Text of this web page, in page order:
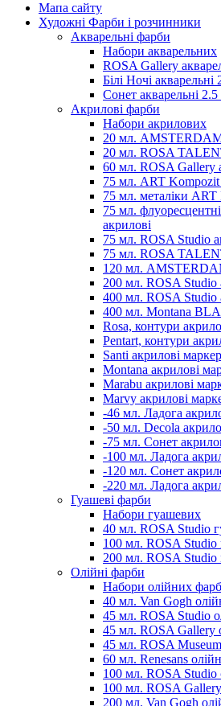
Мапа сайту
Художні Фарби і розчинники
Акварельні фарби
Набори акварельних
ROSA Gallery
Білі Ночі акварельні
Сонет акварельні
Акрилові фарби
Набори акрилових
20 мл. AMSTERDAM
20 мл. ROSA
60 мл. ROSA Gallery
75 мл. ART Kompozit
75 мл. металіки ART
75 мл.
акрилові
75 мл. ROSA Studio
75 мл. ROSA
120 мл.
200 мл. ROSA Studio
400 мл. ROSA Studio
400 мл. Montana
Rosa, контури
Pentart, контури
Santi акрилові
Montana акрилові
Marabu акрилові
Marvy акрилові
-46 мл. Ладога
-50 мл. Decola
-75 мл. Сонет
-100 мл. Ладога
-120 мл. Сонет
-220 мл. Ладога
Гуашеві фарби
Набори гуашевих
40 мл. ROSA Studio
100 мл. ROSA Studio
200 мл. ROSA Studio
Олійні фарби
Набори олійних фарб
40 мл. Van Gogh
45 мл. ROSA Studio
45 мл. ROSA Gallery
45 мл. ROSA Museum
60 мл. Renesans
100 мл. ROSA Studio
100 мл. ROSA Gallery
200 мл. Van Gogh